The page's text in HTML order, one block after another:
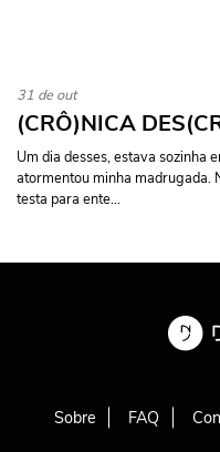
31 de out
(CRÔ)NICA
Um dia desses, estava sozinha
atormentou minha madrugada.
testa para ente...
Sobre FAQ